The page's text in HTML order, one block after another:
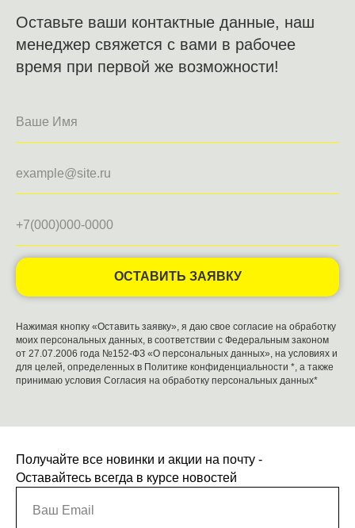
Оставьте ваши контактные данные, наш
менеджер свяжется с вами в рабочее
время при первой же возможности!
ОСТАВИТЬ ЗАЯВКУ
Нажимая кнопку «Оставить заявку», я даю свое согласие на обработку
моих персональных данных, в соответствии с Федеральным законом
от 27.07.2006 года №152-ФЗ «О персональных данных», на условиях и
для целей, определенных в Политике конфиденциальности *, а также
принимаю условия Согласия на обработку персональных данных*
Получайте все новинки и акции на почту -
Оставайтесь всегда в курсе новостей